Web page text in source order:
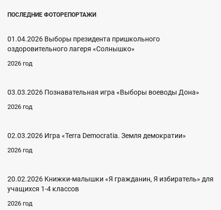
ПОСЛЕДНИЕ ФОТОРЕПОРТАЖИ
01.04.2026 Выборы президента пришкольного
оздоровительного лагеря «Солнышко»
2026 год
03.03.2026 Познавательная игра «Выборы воеводы Дона»
2026 год
02.03.2026 Игра «Terra Democratia. Земля демократии»
2026 год
20.02.2026 Книжки-малышки «Я гражданин, Я избиратель» для
учащихся 1-4 классов
2026 год